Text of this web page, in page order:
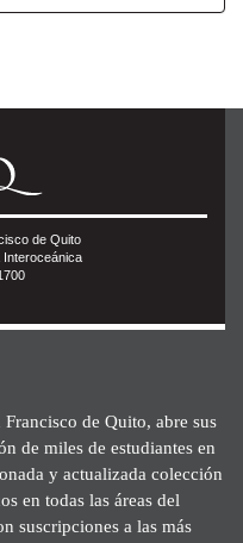
de Quito
Interoceánica
de Quito, abre sus
de miles de estudiantes en
y actualizada colección
en todas las áreas del
suscripciones a las más